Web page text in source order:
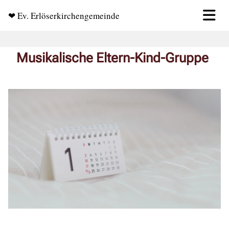
❤ Ev. Erlöserkirchengemeinde
Musikalische Eltern-Kind-Gruppe